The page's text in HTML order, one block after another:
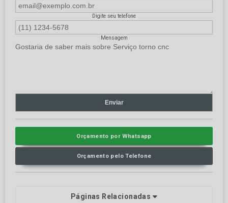
Digite seu telefone
Mensagem
Orçamento por Whatsapp
Orçamento pelo Telefone
Páginas Relacionadas